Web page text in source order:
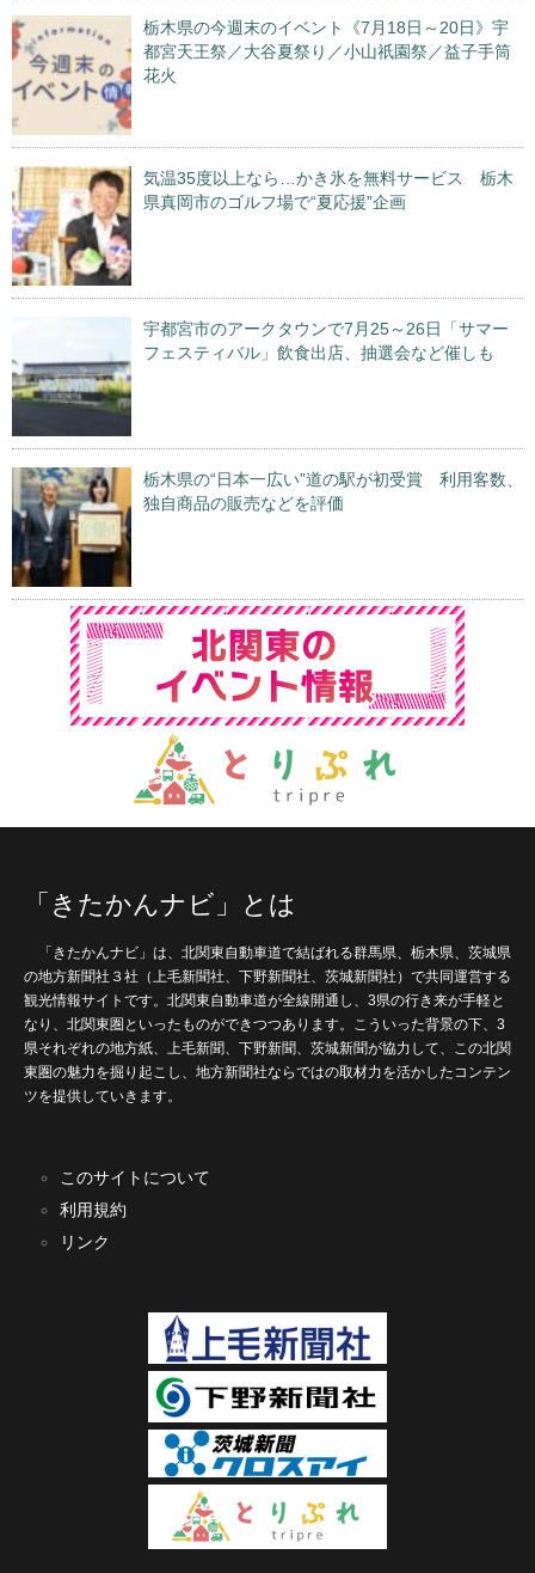
栃木県の今週末のイベント《7月18日～20日》宇
都宮天王祭／大谷夏祭り／小山祇園祭／益子手筒
花火
気温35度以上なら…かき氷を無料サービス 栃木
県真岡市のゴルフ場で“夏応援”企画
宇都宮市のアークタウンで7月25～26日「サマー
フェスティバル」飲食出店、抽選会など催しも
栃木県の“日本一広い”道の駅が初受賞 利用客数、
独自商品の販売などを評価
「きたかんナビ」とは
「きたかんナビ」は、北関東自動車道で結ばれる群馬県、栃木県、茨城県
の地方新聞社３社（上毛新聞社、下野新聞社、茨城新聞社）で共同運営する
観光情報サイトです。北関東自動車道が全線開通し、3県の行き来が手軽と
なり、北関東圏といったものができつつあります。こういった背景の下、3
県それぞれの地方紙、上毛新聞、下野新聞、茨城新聞が協力して、この北関
東圏の魅力を掘り起こし、地方新聞社ならではの取材力を活かしたコンテン
ツを提供していきます。
このサイトについて
利用規約
リンク